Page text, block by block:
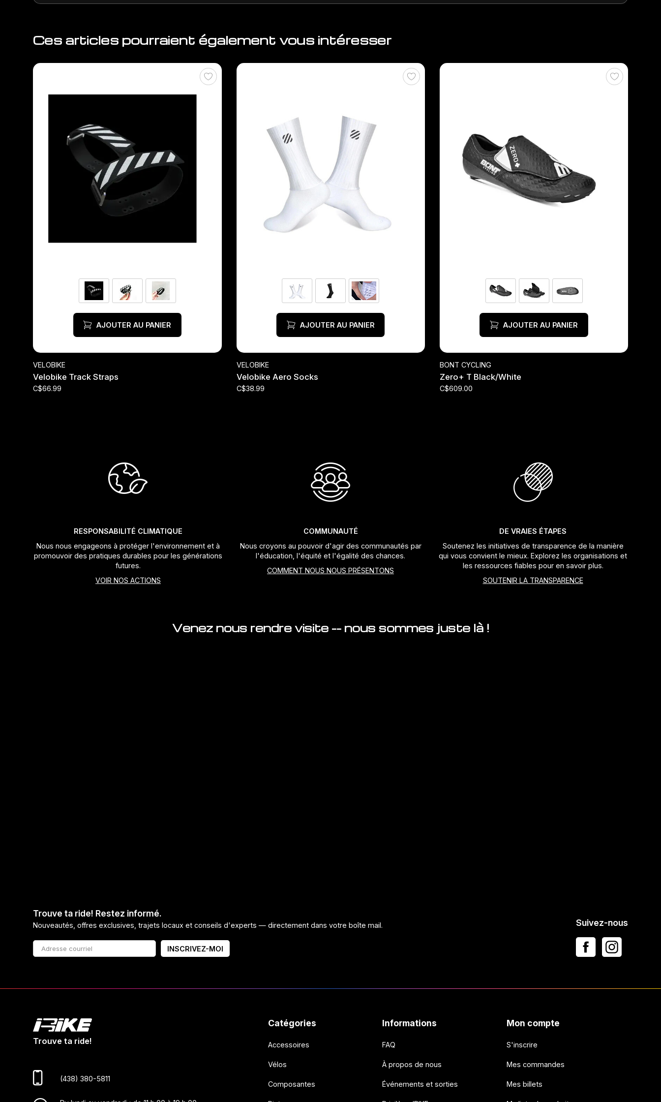
Ces articles pourraient également vous intéresser
AJOUTER AU PANIER
VELOBIKE
Velobike Track Straps
C$66.99
AJOUTER AU PANIER
VELOBIKE
Velobike Aero Socks
C$38.99
AJOUTER AU PANIER
BONT CYCLING
Zero+ T Black/White
C$609.00
RESPONSABILITÉ CLIMATIQUE
Nous nous engageons à protéger l'environnement et à
promouvoir des pratiques durables pour les générations
futures.
VOIR NOS ACTIONS
COMMUNAUTÉ
Nous croyons au pouvoir d'agir des communautés par
l'éducation, l'équité et l'égalité des chances.
COMMENT NOUS NOUS PRÉSENTONS
DE VRAIES ÉTAPES
Soutenez les initiatives de transparence de la manière
qui vous convient le mieux. Explorez les organisations et
les ressources fiables pour en savoir plus.
SOUTENIR LA TRANSPARENCE
Venez nous rendre visite -- nous sommes juste là !
Trouve ta ride! Restez informé.
Nouveautés, offres exclusives, trajets locaux et conseils d'experts — directement dans votre boîte mail.
INSCRIVEZ-MOI
Suivez-nous
Trouve ta ride!
(438) 380-5811
Catégories
Accessoires
Vélos
Composantes
Informations
FAQ
À propos de nous
Événements et sorties
Mon compte
S'inscrire
Mes commandes
Mes billets